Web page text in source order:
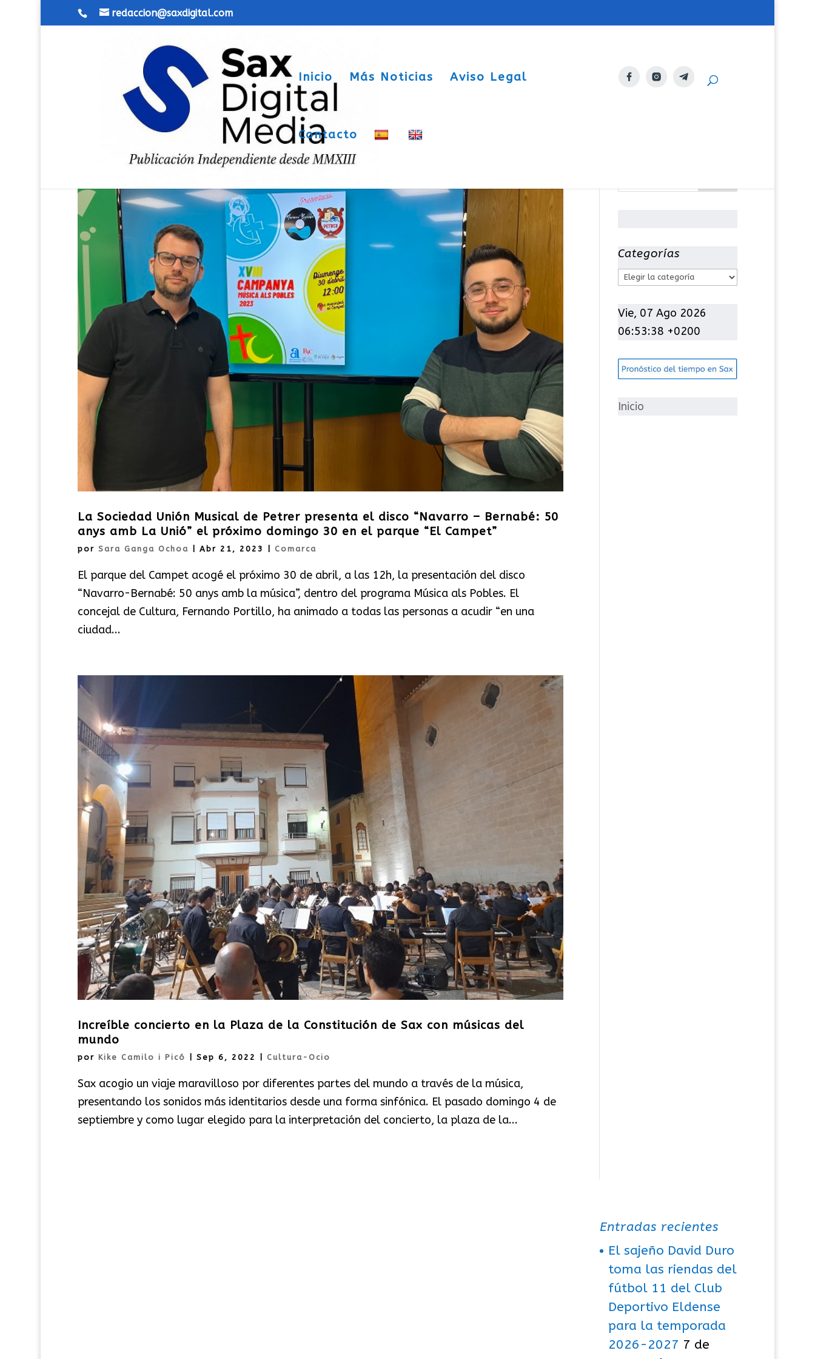
redaccion@saxdigital.com
Inicio Más Noticias Aviso Legal
Contacto
La Sociedad Unión Musical de Petrer presenta el disco “Navarro – Bernabé: 50
anys amb La Unió” el próximo domingo 30 en el parque “El Campet”
por Sara Ganga Ochoa Abr 21, 2023 Comarca
El parque del Campet acogé el próximo 30 de abril, a las 12h, la presentación del disco
“Navarro-Bernabé: 50 anys amb la música”, dentro del programa Música als Pobles. El
concejal de Cultura, Fernando Portillo, ha animado a todas las personas a acudir “en una
ciudad...
Increíble concierto en la Plaza de la Constitución de Sax con músicas del
mundo
por Kike Camilo i Picó Sep 6, 2022 Cultura-Ocio
Sax acogio un viaje maravilloso por diferentes partes del mundo a través de la música,
presentando los sonidos más identitarios desde una forma sinfónica. El pasado domingo 4 de
septiembre y como lugar elegido para la interpretación del concierto, la plaza de la...
Categorías
C
t
e
o
í
Vie, 07 Ago 2026
06:53:38 +0200
Inicio
Entradas recientes
El sajeño David Duro
toma las riendas del
fútbol 11 del Club
Deportivo Eldense
para la temporada
2026-2027 7 de